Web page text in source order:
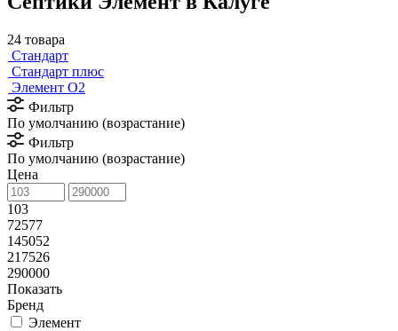
24 товара
Стандарт
Стандарт плюс
Элемент О2
Фильтр
По умолчанию (возрастание)
Фильтр
По умолчанию (возрастание)
Цена
103
72577
145052
217526
290000
Показать
Бренд
Элемент